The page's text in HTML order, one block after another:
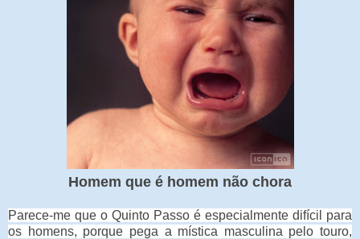
Homem que é homem não chora
Parece-me que o Quinto Passo é especialmente difícil para
os homens, porque pega a mística masculina pelo touro,